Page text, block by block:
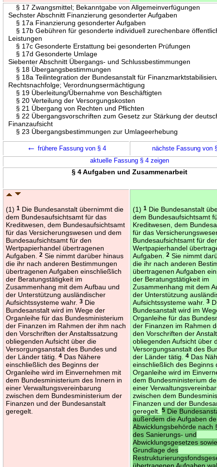
§ 17 Zwangsmittel; Bekanntgabe von Allgemeinverfügungen
Sechster Abschnitt Finanzierung gesonderter Aufgaben
§ 17a Finanzierung gesonderter Aufgaben
§ 17b Gebühren für gesonderte individuell zurechenbare
Leistungen
§ 17c Gesonderte Erstattung bei gesonderten Prüfungen
§ 17d Gesonderte Umlage
Siebenter Abschnitt Übergangs- und Schlussbestimmungen
§ 18 Übergangsbestimmungen
§ 18a Teilintegration der Bundesanstalt für
Rechtsnachfolge; Verordnungsermächtigung
§ 19 Überleitung/Übernahme von Beschäftigten
§ 20 Verteilung der Versorgungskosten
§ 21 Übergang von Rechten und Pflichten
§ 22 Übergangsvorschriften zum Gesetz zur Stärkung der
Finanzaufsicht
§ 23 Übergangsbestimmungen zur Umlageerhebung
← frühere Fassung von § 4
nächste Fassung von
aktuelle Fassung § 4 zeigen
§ 4 Aufgaben und Zusammenarbeit
(1)1 Die Bundesanstalt übernimmt die
dem Bundesaufsichtsamt für das
Kreditwesen, dem Bundesaufsichtsamt
für das Versicherungswesen und dem
Bundesaufsichtsamt für den
Wertpapierhandel übertragenen
Aufgaben.2 Sie nimmt darüber hinaus
die ihr nach anderen Bestimmungen
übertragenen Aufgaben einschließlich
der Beratungstätigkeit im
Zusammenhang mit dem Aufbau und
der Unterstützung ausländischer
Aufsichtssysteme wahr.3 Die
Bundesanstalt wird im Wege der
Organleihe für das Bundesministerium
der Finanzen im Rahmen der ihm nach
den Vorschriften der Anstaltssatzung
obliegenden Aufsicht über die
Versorgungsanstalt des Bundes und
der Länder tätig.4 Das Nähere
einschließlich des Beginns der
Organleihe wird im Einvernehmen mit
dem Bundesministerium des Innern in
einer Verwaltungsvereinbarung
zwischen dem Bundesministerium der
Finanzen und der Bundesanstalt
geregelt.
(1)1 Die Bundesanstalt
dem Bundesaufsichtsamt
Kreditwesen, dem
für das
Bundesaufsichtsamt für
Wertpapierhandel
Aufgaben.2 Sie nimmt
die ihr nach anderen
übertragenen Aufgaben
der Beratungstätigkeit im
Zusammenhang mit dem
der Unterstützung
Aufsichtssysteme wahr.3
Bundesanstalt wird im
Organleihe für das
der Finanzen im Rahmen
den Vorschriften der
obliegenden Aufsicht über
Versorgungsanstalt des
der Länder tätig.4 Das
einschließlich des Beginns
Organleihe wird im
dem Bundesministerium
einer
zwischen dem
Finanzen und der
geregelt.5 Die
außerdem die Aufgaben
Abwicklungsbehörde nach
des Sanierungs- und
Abwicklungsgesetzes
Grundlage des
übertragenen Aufgaben